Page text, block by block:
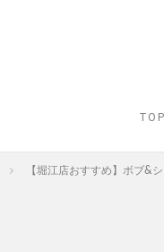
TOP
【堀江店おすすめ】ボブ&